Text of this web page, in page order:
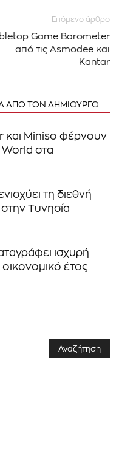
για τα νέα
της
διεύθυνση email σας
κουμπί εγγραφής
μηνύματα. Οι
μας.
Απορρήτου.
Επόμενο άρθρο
Game Barometer
από τις Asmodee και
Kantar
ΑΠΟ ΤΟΝ ΔΗΜΙΟΥΡΓΟ
και Miniso φέρνουν
στα
τη διεθνή
Τυνησία
ισχυρή
έτος